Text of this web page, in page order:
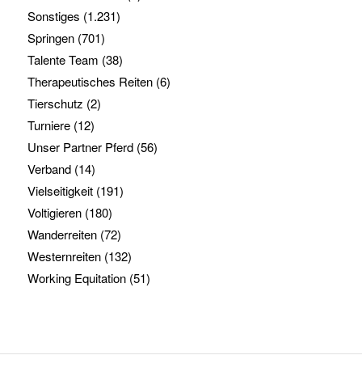
Sonstiges (1.231)
Springen(701)
Talente Team (38)
Therapeutisches Reiten(6)
Tierschutz (2)
Turniere(12)
Unser Partner Pferd(56)
Verband(14)
Vielseitigkeit(191)
Voltigieren(180)
Wanderreiten(72)
Westernreiten(132)
Working Equitation(51)